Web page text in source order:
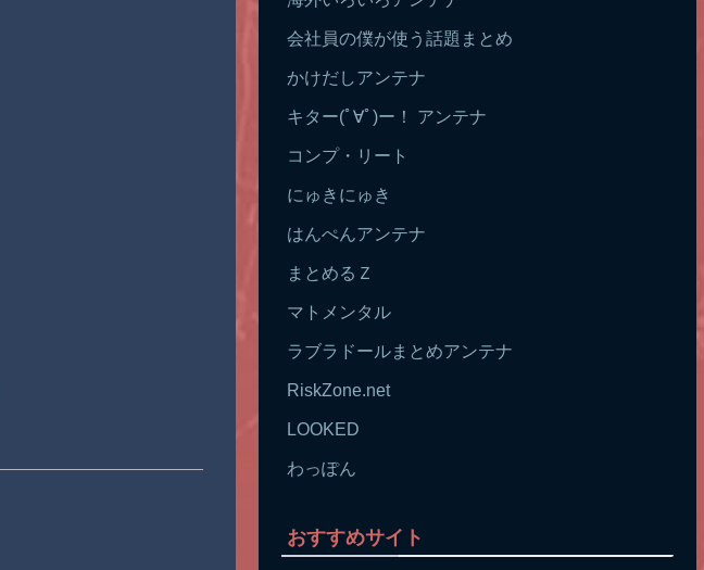
会社員の僕が使う話題まとめ
かけだしアンテナ
キター(ﾟ∀ﾟ)ー！ アンテナ
コンプ・リート
にゅきにゅき
はんぺんアンテナ
まとめるＺ
マトメンタル
ラブラドールまとめアンテナ
RiskZone.net
LOOKED
わっぽん
おすすめサイト